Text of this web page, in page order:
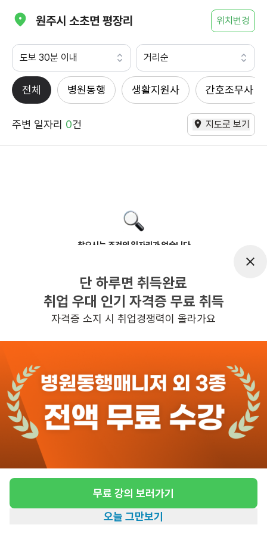
원주시 소초면 평장리 위치변경
도보 30분 이내 거리순
전체 병원동행 생활지원사 간호조무사
주변 일자리 0건 지도로 보기
찾으시는 조건의 일자리가 없습니다
반경 3KM 이내의 일자리 확인하기
단 하루면 취득완료
취업 우대 인기 자격증 무료 취득
자격증 소지 시 취업경쟁력이 올라가요
무료 강의 보러가기
오늘 그만보기